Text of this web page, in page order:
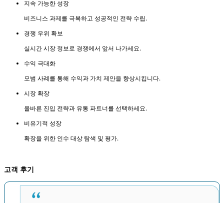
지속 가능한 성장
비즈니스 과제를 극복하고 성공적인 전략 수립.
경쟁 우위 확보
실시간 시장 정보로 경쟁에서 앞서 나가세요.
수익 극대화
모범 사례를 통해 수익과 가치 제안을 향상시킵니다.
시장 확장
올바른 진입 전략과 유통 파트너를 선택하세요.
비유기적 성장
확장을 위한 인수 대상 탐색 및 평가.
고객 후기